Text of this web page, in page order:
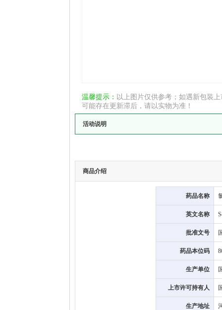
温馨提示： 以上图片仅供参考；如遇新包装上
可能存在更新滞后，请以实物为准！
活动说明
商品介绍
药品名称
英文名称
批准文号
药品本位码
生产单位
上市许可持有人
生产地址